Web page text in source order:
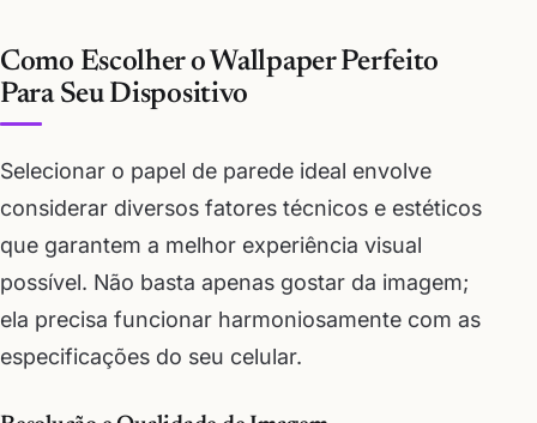
Como Escolher o Wallpaper Perfeito
Para Seu Dispositivo
Selecionar o papel de parede ideal envolve
considerar diversos fatores técnicos e estéticos
que garantem a melhor experiência visual
possível. Não basta apenas gostar da imagem;
ela precisa funcionar harmoniosamente com as
especificações do seu celular.